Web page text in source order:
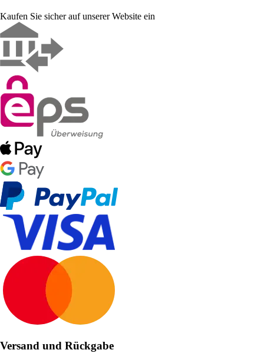
Kaufen Sie sicher auf unserer Website ein
Versand und Rückgabe